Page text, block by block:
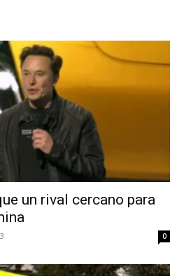
un rival cercano para
0